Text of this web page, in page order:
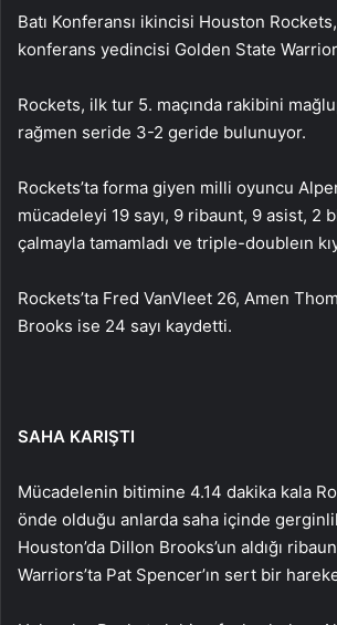
Batı Konferansı ikincisi Houston
konferans yedincisi Golden State
Rockets, ilk tur 5. maçında rakibini
rağmen seride 3-2 geride bulunuyor.
Rockets’ta forma giyen milli oyuncu
mücadeleyi 19 sayı, 9 ribaunt, 9 asist, 2
çalmayla tamamladı ve triple-doubleın
Rockets’ta Fred VanVleet 26, Amen
Brooks ise 24 sayı kaydetti.
SAHA KARIŞTI
Mücadelenin bitimine 4.14 dakika kala
önde olduğu anlarda saha içinde
Houston’da Dillon Brooks’un aldığı
Warriors’ta Pat Spencer’ın sert bir